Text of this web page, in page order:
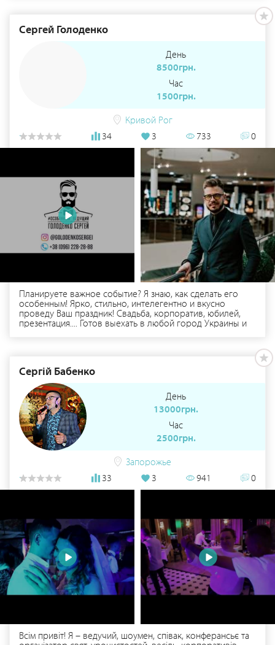
Сергей Голоденко
День
8500грн.
Час
1500грн.
Кривой Рог
34
3 733 0
Планируете важное событие? Я знаю, как сделать его
особенным! Ярко, стильно, интелегентно и вкусно
проведу Ваш праздник! Свадьба, корпоратив, юбилей,
презентация.... Готов выехать в любой город Украины и
Сергій Бабенко
День
13000грн.
Час
2500грн.
Запорожье
33
3 941 0
Всім привіт! Я – ведучий, шоумен, співак, конферансьє та